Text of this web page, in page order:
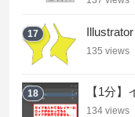
17
135 views
18 【1分
134 views